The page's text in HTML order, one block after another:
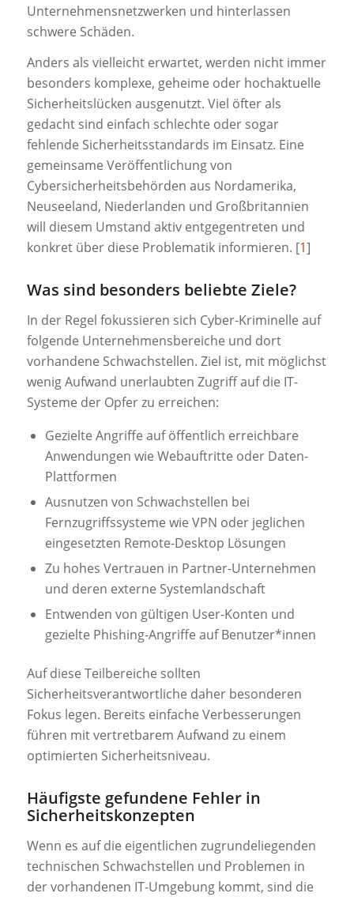
Unternehmensnetzwerken und hinterlassen
schwere Schäden.
Anders als vielleicht erwartet, werden nicht immer
besonders komplexe, geheime oder hochaktuelle
Sicherheitslücken ausgenutzt. Viel öfter als
gedacht sind einfach schlechte oder sogar
fehlende Sicherheitsstandards im Einsatz. Eine
gemeinsame Veröffentlichung von
Cybersicherheitsbehörden aus Nordamerika,
Neuseeland, Niederlanden und Großbritannien
will diesem Umstand aktiv entgegentreten und
konkret über diese Problematik informieren. [1]
Was sind besonders beliebte Ziele?
In der Regel fokussieren sich Cyber-Kriminelle auf
folgende Unternehmensbereiche und dort
vorhandene Schwachstellen. Ziel ist, mit möglichst
wenig Aufwand unerlaubten Zugriff auf die IT-
Systeme der Opfer zu erreichen:
Gezielte Angriffe auf öffentlich erreichbare
Anwendungen wie Webauftritte oder Daten-
Plattformen
Ausnutzen von Schwachstellen bei
Fernzugriffssysteme wie VPN oder jeglichen
eingesetzten Remote-Desktop Lösungen
Zu hohes Vertrauen in Partner-Unternehmen
und deren externe Systemlandschaft
Entwenden von gültigen User-Konten und
gezielte Phishing-Angriffe auf Benutzer*innen
Auf diese Teilbereiche sollten
Sicherheitsverantwortliche daher besonderen
Fokus legen. Bereits einfache Verbesserungen
führen mit vertretbarem Aufwand zu einem
optimierten Sicherheitsniveau.
Häufigste gefundene Fehler in
Sicherheitskonzepten
Wenn es auf die eigentlichen zugrundeliegenden
technischen Schwachstellen und Problemen in
der vorhandenen IT-Umgebung kommt, sind die